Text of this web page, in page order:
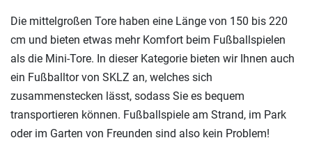
Die mittelgroßen Tore haben eine Länge von 150 bis 220
cm und bieten etwas mehr Komfort beim Fußballspielen
als die Mini-Tore. In dieser Kategorie bieten wir Ihnen auch
ein Fußballtor von SKLZ an, welches sich
zusammenstecken lässt, sodass Sie es bequem
transportieren können. Fußballspiele am Strand, im Park
oder im Garten von Freunden sind also kein Problem!